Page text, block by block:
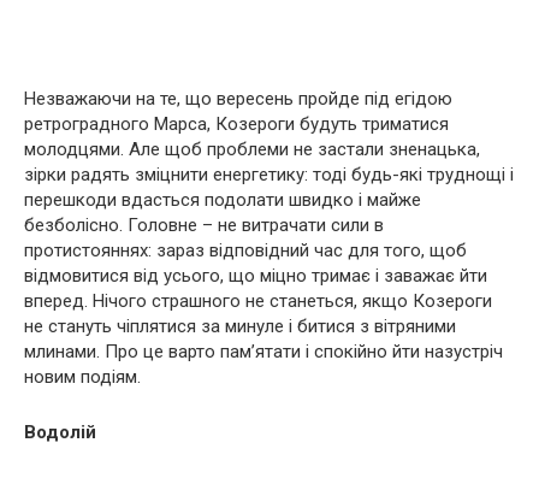
Незважаючи на те, що вересень пройде під егідою
ретроградного Марса, Козероги будуть триматися
молодцями. Але щоб проблеми не застали зненацька,
зірки радять зміцнити енергетику: тоді будь-які труднощі і
перешкоди вдасться подолати швидко і майже
безболісно. Головне – не витрачати сили в
протистояннях: зараз відповідний час для того, щоб
відмовитися від усього, що міцно тримає і заважає йти
вперед. Нічого страшного не станеться, якщо Козероги
не стануть чіплятися за минуле і битися з вітряними
млинами. Про це варто пам’ятати і спокійно йти назустріч
новим подіям.
Водолій